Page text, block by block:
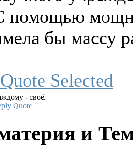
помощью
бы массу
- своё.
Quote
и